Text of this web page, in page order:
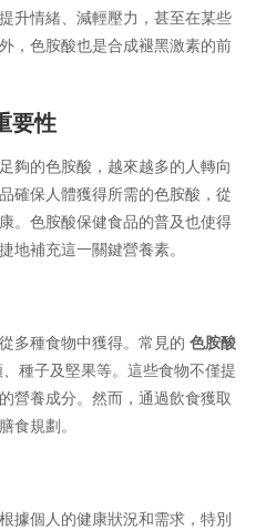
升情緒、減輕壓力，甚至在某些
，色胺酸也是合成褪黑激素的前
要性
夠的色胺酸，越來越多的人轉向
確保人體獲得所需的色胺酸，從
。色胺酸保健食品的普及也使得
地補充這一關鍵營養素。
多種食物中獲得。常見的 色胺酸
種子及堅果等。這些食物不僅提
營養成分。然而，通過飲食獲取
食規劃。
據個人的健康狀況和需求，特別